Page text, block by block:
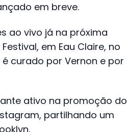
em breve.
ao vivo já na próxima
em Eau Claire, no
curado por Vernon e por
ativo na promoção do
partilhando um